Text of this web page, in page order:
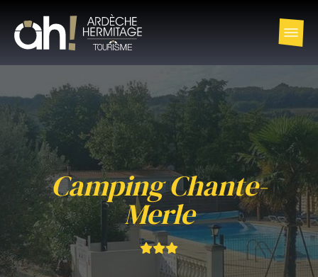
Camping Chante-
Merle